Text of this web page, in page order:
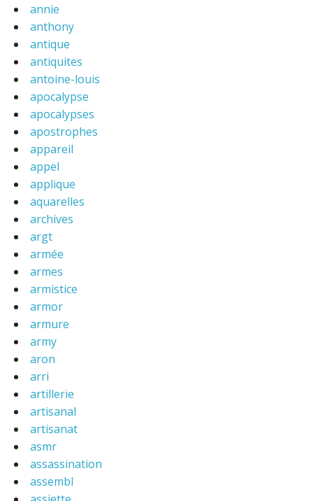
annie
anthony
antique
antiquites
antoine-louis
apocalypse
apocalypses
apostrophes
appareil
appel
applique
aquarelles
archives
argt
armée
armes
armistice
armor
armure
army
aron
arri
artillerie
artisanal
artisanat
asmr
assassination
assembl